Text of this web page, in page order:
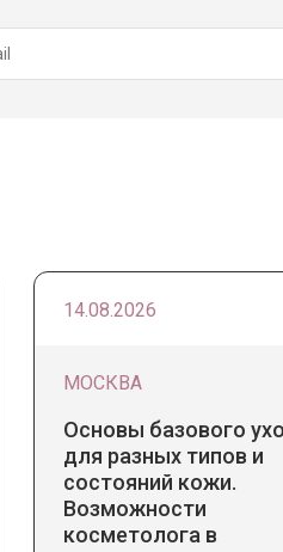
14.08.2026
МОСКВА
Основы базового
для разных типов и
состояний кожи.
Возможности
косметолога в